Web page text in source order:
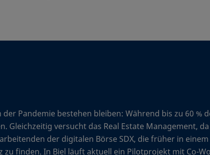
Pandemie bestehen bleiben: Während bis zu 60 %
Gleichzeitig versucht das Real Estate Management,
der digitalen Börse SDX, die früher in
finden. In Biel läuft aktuell ein Pilotprojekt mit Co-